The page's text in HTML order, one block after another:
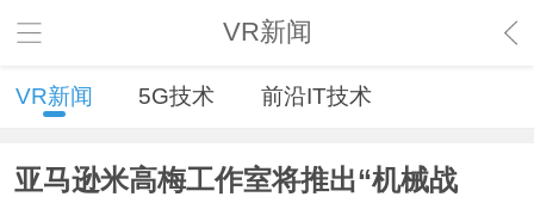
VR新闻
VR新闻 5G技术 前沿IT技术
亚马逊米高梅工作室将推出“机械战